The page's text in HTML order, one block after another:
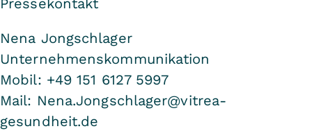
Nena Jongschlager
Unternehmenskommunikation
Mobil: +49 151 6127 5997
Mail: Nena.Jongschlager@vitrea-
gesundheit.de